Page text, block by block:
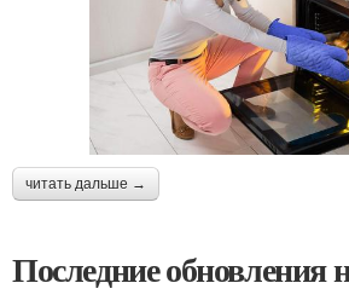
читать дальше →
Последние обновления